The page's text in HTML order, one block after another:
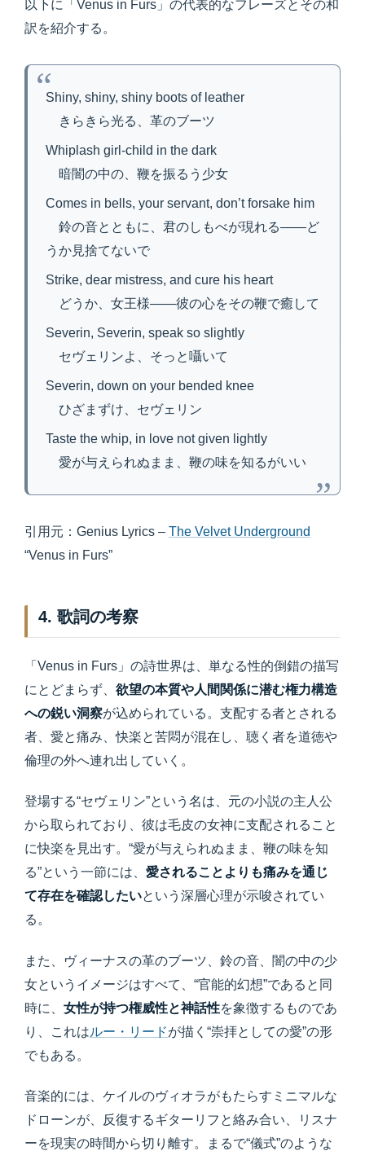
以下に「Venus in Furs」の代表的なフレーズとその和
訳を紹介する。
Shiny, shiny, shiny boots of leather
きらきら光る、革のブーツ
Whiplash girl-child in the dark
暗闇の中の、鞭を振るう少女
Comes in bells, your servant, don’t forsake him
鈴の音とともに、君のしもべが現れる——ど
うか見捨てないで
Strike, dear mistress, and cure his heart
どうか、女王様——彼の心をその鞭で癒して
Severin, Severin, speak so slightly
セヴェリンよ、そっと囁いて
Severin, down on your bended knee
ひざまずけ、セヴェリン
Taste the whip, in love not given lightly
愛が与えられぬまま、鞭の味を知るがいい
引用元：Genius Lyrics – The Velvet Underground
“Venus in Furs”
4. 歌詞の考察
「Venus in Furs」の詩世界は、単なる性的倒錯の描写
にとどまらず、 欲望の本質や人間関係に潜む権力構造
への鋭い洞察が込められている。支配する者とされる
者、愛と痛み、快楽と苦悶が混在し、聴く者を道徳や
倫理の外へ連れ出していく。
登場する“セヴェリン”という名は、元の小説の主人公
から取られており、彼は毛皮の女神に支配されること
に快楽を見出す。“愛が与えられぬまま、鞭の味を知
る”という一節には、 愛されることよりも痛みを通じ
て存在を確認したいという深層心理が示唆されてい
る。
また、ヴィーナスの革のブーツ、鈴の音、闇の中の少
女というイメージはすべて、“官能的幻想”であると同
時に、 女性が持つ権威性と神話性を象徴するものであ
り、これはルー・リードが描く“崇拝としての愛”の形
でもある。
音楽的には、ケイルのヴィオラがもたらすミニマルな
ドローンが、反復するギターリフと絡み合い、リスナ
ーを現実の時間から切り離す。まるで“儀式”のような